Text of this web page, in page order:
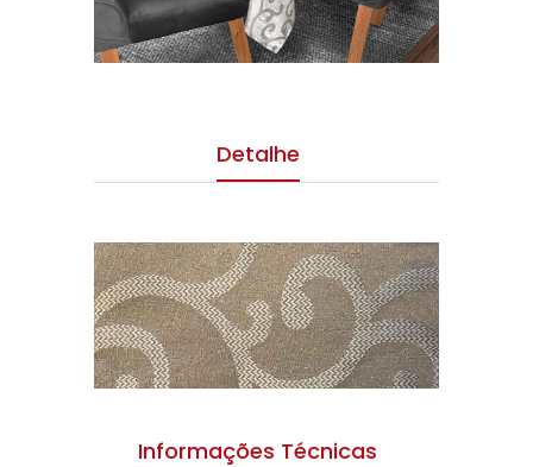
Detalhe
Informações Técnicas